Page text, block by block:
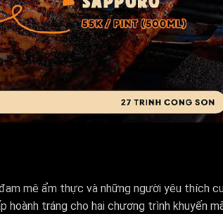
mê ẩm thực và những người yêu thích
hoành tráng cho hai chương trình khuyến